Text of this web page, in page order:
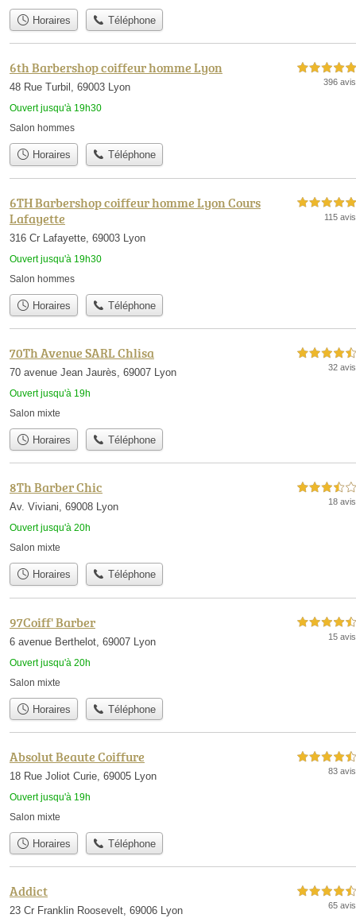
Horaires Téléphone
6th Barbershop coiffeur homme Lyon
48 Rue Turbil, 69003 Lyon
Ouvert jusqu'à 19h30
5,0 étoiles sur 5
396 avis
Salon hommes
Horaires Téléphone
6TH Barbershop coiffeur homme Lyon Cours
Lafayette
316 Cr Lafayette, 69003 Lyon
Ouvert jusqu'à 19h30
5,0 étoiles sur 5
115 avis
Salon hommes
Horaires Téléphone
70Th Avenue SARL Chlisa
70 avenue Jean Jaurès, 69007 Lyon
Ouvert jusqu'à 19h
4,5 étoiles sur 5
32 avis
Salon mixte
Horaires Téléphone
8Th Barber Chic
Av. Viviani, 69008 Lyon
Ouvert jusqu'à 20h
3,5 étoiles sur 5
18 avis
Salon mixte
Horaires Téléphone
97Coiff' Barber
6 avenue Berthelot, 69007 Lyon
Ouvert jusqu'à 20h
4,5 étoiles sur 5
15 avis
Salon mixte
Horaires Téléphone
Absolut Beaute Coiffure
18 Rue Joliot Curie, 69005 Lyon
Ouvert jusqu'à 19h
4,5 étoiles sur 5
83 avis
Salon mixte
Horaires Téléphone
Addict
23 Cr Franklin Roosevelt, 69006 Lyon
4,5 étoiles sur 5
65 avis